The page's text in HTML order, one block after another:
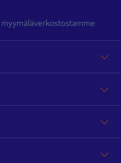
myymäläverkostostamme